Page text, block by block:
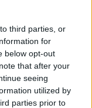
third parties, or
for
below opt-out
that after your
seeing
utilized by
parties prior to
|| [];